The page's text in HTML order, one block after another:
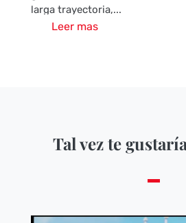
larga trayectoria,...
Leer mas
Tal vez te